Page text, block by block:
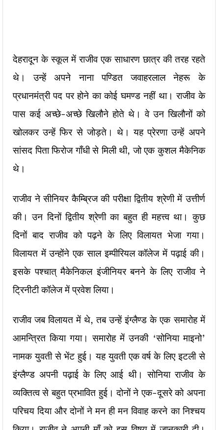
देहरादून के स्कूल में राजीव एक साधारण छात्र की तरह रहते
थे। उन्हें अपने नाना पण्डित जवाहरलाल नेहरू के
प्रधानमंत्री पद पर होने का कोई घमण्ड नहीं था। राजीव के
पास कई अच्छे-अच्छे खिलौने होते थे। वे उन खिलौनों को
खोलकर उन्हें फिर से जोड़ते। थे। यह प्रेरणा उन्हें अपने
सांसद पिता फिरोज गाँधी से मिली थी, जो एक कुशल मैकेनिक
थे।
राजीव ने सीनियर कैम्ब्रिज की परीक्षा द्वितीय श्रेणी में उत्तीर्ण
की। उन दिनों द्वितीय श्रेणी का बहुत ही महत्त्व था। कुछ
दिनों बाद राजीव को पढ़ने के लिए विलायत भेजा गया।
विलायत में उन्होंने एक साल इम्पीरियल कॉलेज में पढ़ाई की।
इसके पश्चात् मैकेनिकल इंजीनियर बनने के लिए राजीव ने
ट्रिनीटी कॉलेज में प्रवेश लिया।
राजीव जब विलायत में थे, तब उन्हें इंग्लैण्ड के एक समारोह में
आमन्त्रित किया गया। समारोह में उनकी ‘सोनिया माइनो’
नामक युवती से भेंट हुई। यह युवती एक वर्ष के लिए इटली से
इंग्लैण्ड अपनी पढ़ाई के लिए आई थी। सोनिया राजीव के
व्यक्तित्व से बहुत प्रभावित हुई। दोनों ने एक-दूसरे को अपना
परिचय दिया और दोनों ने मन ही मन विवाह करने का निश्चय